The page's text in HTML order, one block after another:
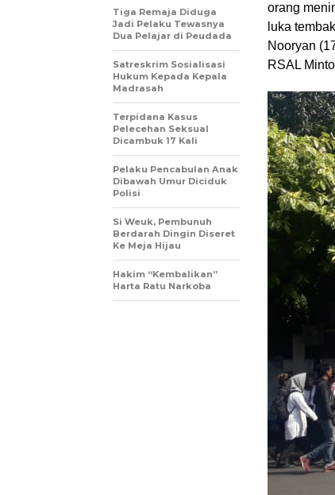
orang
luka
Nooryan
RSAL
Tiga Remaja Diduga
Jadi Pelaku Tewasnya
Dua Pelajar di Peudada
Satreskrim Sosialisasi
Hukum Kepada Kepala
Madrasah
Terpidana Kasus
Pelecehan Seksual
Dicambuk 17 Kali
Pelaku Pencabulan Anak
Dibawah Umur Diciduk
Polisi
Si Weuk, Pembunuh
Berdarah Dingin Diseret
Ke Meja Hijau
Hakim “Kembalikan”
Harta Ratu Narkoba